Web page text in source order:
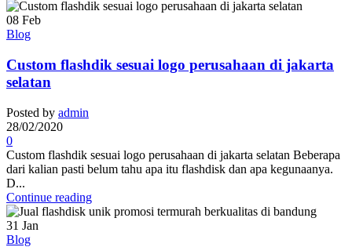
08 Feb
Blog
Custom flashdik sesuai logo perusahaan di jakarta
selatan
Posted by admin
28/02/2020
0
Custom flashdik sesuai logo perusahaan di jakarta selatan Beberapa
dari kalian pasti belum tahu apa itu flashdisk dan apa kegunaanya.
D...
Continue reading
31 Jan
Blog